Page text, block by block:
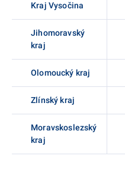
Kraj Vysočina
Jihomoravský
kraj
Olomoucký kraj
Zlínský kraj
Moravskoslezský
kraj